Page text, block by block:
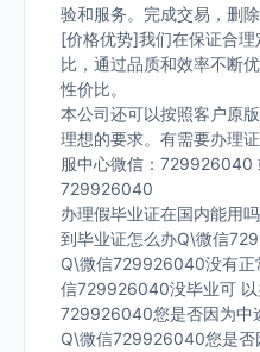
验和服务。完成交易，删
[价格优势]我们在保证合
比，通过品质和效率不断
性价比。
本公司还可以按照客户原
理想的要求。有需要办理
服中心微信：729926040
729926040
办理假毕业证在国内能用
到毕业证怎么办Q\微信
Q\微信729926040没有正
信729926040没毕业可
729926040您是否因为中
Q\微信729926040您是否